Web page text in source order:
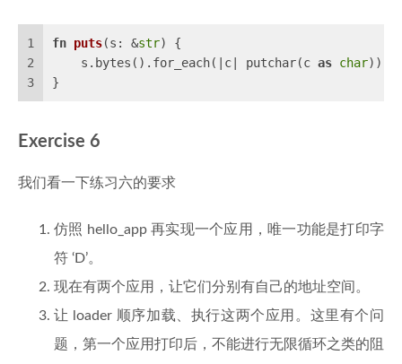
1
2
3
fn puts(s: &str) {
    s.bytes().for_each(|c| putchar(c
as char))
}
Exercise 6
我们看一下练习六的要求
仿照 hello_app 再实现一个应用，唯一功能是打印字
符 ‘D’。
现在有两个应用，让它们分别有自己的地址空间。
让 loader 顺序加载、执行这两个应用。这里有个问
题，第一个应用打印后，不能进行无限循环之类的阻